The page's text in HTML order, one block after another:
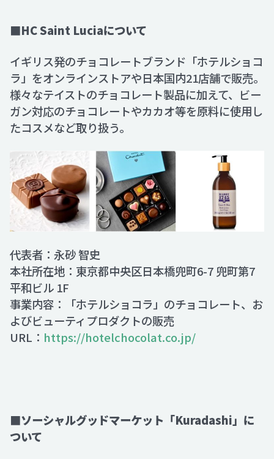
■HC Saint Luciaについて
イギリス発のチョコレートブランド「ホテルショコ
ラ」をオンラインストアや日本国内21店舗で販売。
様々なテイストのチョコレート製品に加えて、ビー
ガン対応のチョコレートやカカオ等を原料に使用し
たコスメなど取り扱う。
代表者：永砂 智史
本社所在地：東京都中央区日本橋兜町6-7 兜町第7
平和ビル 1F
事業内容：「ホテルショコラ」のチョコレート、お
よびビューティプロダクトの販売
URL： https://hotelchocolat.co.jp/
■ソーシャルグッドマーケット「Kuradashi」に
ついて